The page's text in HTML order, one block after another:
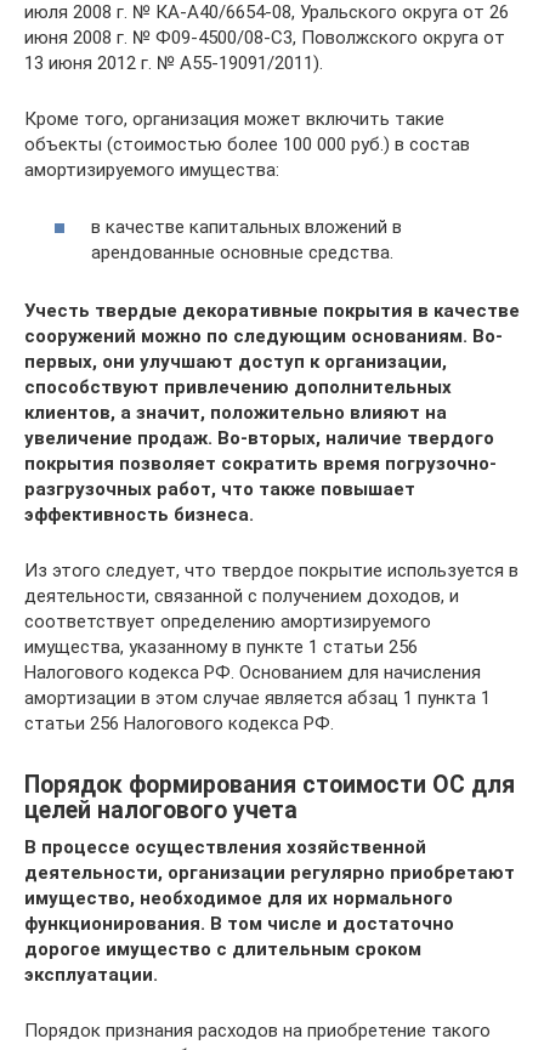
июля 2008 г. № КА-А40/6654-08, Уральского округа от 26
июня 2008 г. № Ф09-4500/08-С3, Поволжского округа от
13 июня 2012 г. № А55-19091/2011).
Кроме того, организация может включить такие
объекты (стоимостью более 100 000 руб.) в состав
амортизируемого имущества:
в качестве капитальных вложений в
арендованные основные средства.
Учесть твердые декоративные покрытия в качестве
сооружений можно по следующим основаниям. Во-
первых, они улучшают доступ к организации,
способствуют привлечению дополнительных
клиентов, а значит, положительно влияют на
увеличение продаж. Во-вторых, наличие твердого
покрытия позволяет сократить время погрузочно-
разгрузочных работ, что также повышает
эффективность бизнеса.
Из этого следует, что твердое покрытие используется в
деятельности, связанной с получением доходов, и
соответствует определению амортизируемого
имущества, указанному в пункте 1 статьи 256
Налогового кодекса РФ. Основанием для начисления
амортизации в этом случае является абзац 1 пункта 1
статьи 256 Налогового кодекса РФ.
Порядок формирования стоимости ОС для
целей налогового учета
В процессе осуществления хозяйственной
деятельности, организации регулярно приобретают
имущество, необходимое для их нормального
функционирования. В том числе и достаточно
дорогое имущество с длительным сроком
эксплуатации.
Порядок признания расходов на приобретение такого